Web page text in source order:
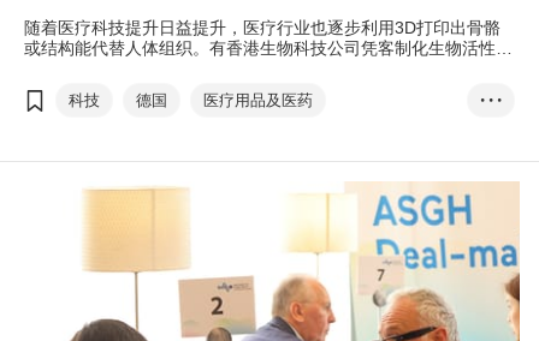
随着医疗科技提升日益提升，医疗行业也逐步利用3D打印出骨骼
或结构能代替人体组织。有香港生物科技公司凭客制化生物活性
医疗展，进一步开拓国际市场。
科技 德国
医疗用品及医药
• • •